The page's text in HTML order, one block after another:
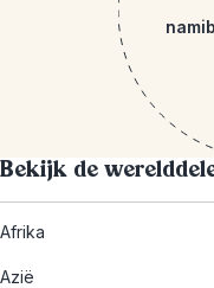
Bekijk de
Afrika
Azië